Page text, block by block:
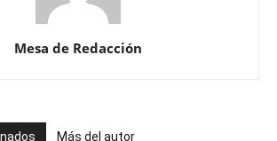
Mesa de Redacción
Más del autor